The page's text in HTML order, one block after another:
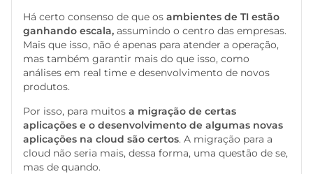
Há certo consenso de que os ambientes de TI estão
ganhando escala, assumindo o centro das empresas.
Mais que isso, não é apenas para atender a operação,
mas também garantir mais do que isso, como
análises em real time e desenvolvimento de novos
produtos.
Por isso, para muitos a migração de certas
aplicações e o desenvolvimento de algumas novas
aplicações na cloud são certos. A migração para a
cloud não seria mais, dessa forma, uma questão de se,
mas de quando.